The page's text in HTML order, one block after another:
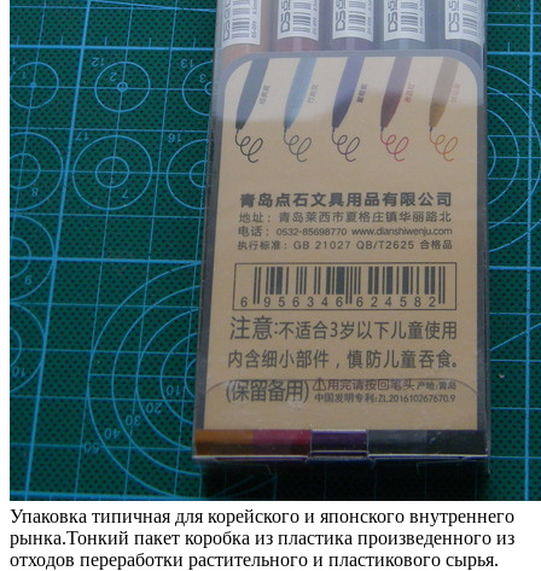
Упаковка типичная для корейского и японского внутреннего
рынка.Тонкий пакет коробка из пластика произведенного из
отходов переработки растительного и пластикового сырья.